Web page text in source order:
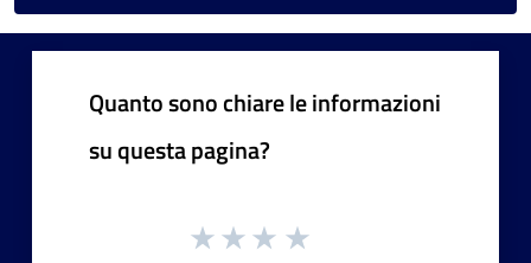
Quanto sono chiare le informazioni
su questa pagina?